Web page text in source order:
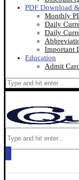
PDF Download
Monthly
Daily
Daily
Important
Education
Admit